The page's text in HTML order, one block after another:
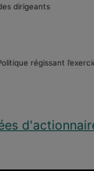
dirigeants
régissant